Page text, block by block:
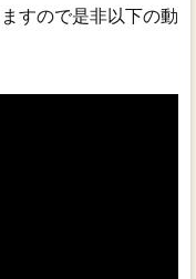
すので是非以下の動